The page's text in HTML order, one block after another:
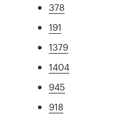
378
191
1379
1404
945
918